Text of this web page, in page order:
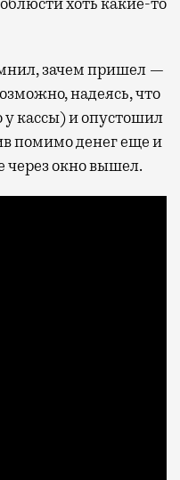
зачем пришел —
надеясь, что
кассы) и опустошил
помимо денег еще и
через окно вышел.